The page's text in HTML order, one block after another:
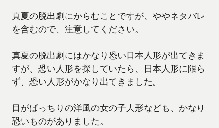
真夏の脱出劇にからむことですが、ややネタバレ
を含むので、注意してください。
真夏の脱出劇にはかなり恐い日本人形が出てきま
すが、恐い人形を探していたら、日本人形に限ら
ず、恐い人形がかなり出てきました。
目がぱっちりの洋風の女の子人形なども、かなり
恐いものがありました。